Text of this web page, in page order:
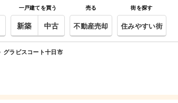
一戸建てを買う
新築 中古
売る
不動産売却
街を探す
住みやすい街
グラビスコート十日市